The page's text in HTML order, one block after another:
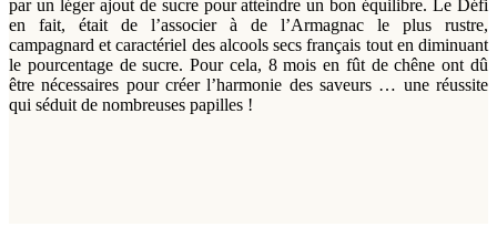
par un léger ajout de sucre pour atteindre un bon équilibre. Le Défi
en fait, était de l’associer à de l’Armagnac le plus rustre,
campagnard et caractériel des alcools secs français tout en diminuant
le pourcentage de sucre. Pour cela, 8 mois en fût de chêne ont dû
être nécessaires pour créer l’harmonie des saveurs … une réussite
qui séduit de nombreuses papilles !